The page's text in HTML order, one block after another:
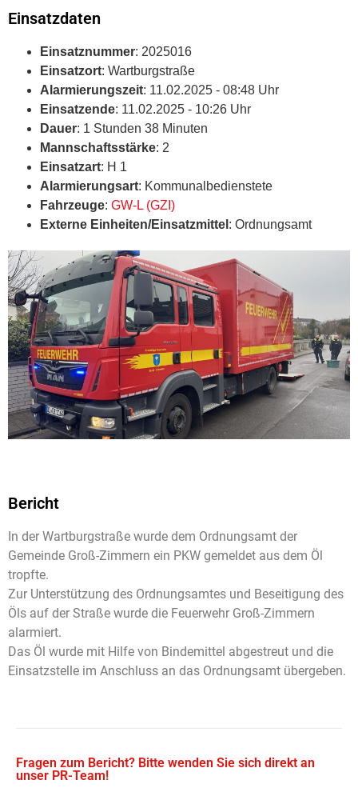
Einsatzdaten
Einsatznummer: 2025016
Einsatzort: Wartburgstraße
Alarmierungszeit: 11.02.2025 - 08:48 Uhr
Einsatzende: 11.02.2025 - 10:26 Uhr
Dauer: 1 Stunden 38 Minuten
Mannschaftsstärke: 2
Einsatzart: H 1
Alarmierungsart: Kommunalbedienstete
Fahrzeuge: GW-L (GZI)
Externe Einheiten/Einsatzmittel : Ordnungsamt
Bericht
In der Wartburgstraße wurde dem Ordnungsamt der
Gemeinde Groß-Zimmern ein PKW gemeldet aus dem Öl
tropfte.
Zur Unterstützung des Ordnungsamtes und Beseitigung des
Öls auf der Straße wurde die Feuerwehr Groß-Zimmern
alarmiert.
Das Öl wurde mit Hilfe von Bindemittel abgestreut und die
Einsatzstelle im Anschluss an das Ordnungsamt übergeben.
Fragen zum Bericht? Bitte wenden Sie sich direkt an
unser PR-Team!